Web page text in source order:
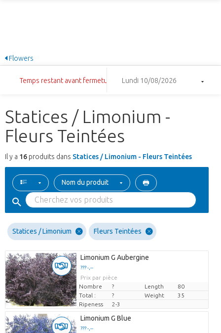
Flowers
Temps restant avant fermeture: 20:02:32Lundi 10/08/2026
Statices / Limonium -
Fleurs Teintées
Il y a 16 produits dans Statices / Limonium - Fleurs Teintées
Nom du produit
Statices / Limonium Fleurs Teintées
Limonium G Aubergine
??? -,--
Prix par pièce
Nombre
? Length
80
Total :
? Weight
35
Ripeness
2-3
Limonium G Blue
??? -,--